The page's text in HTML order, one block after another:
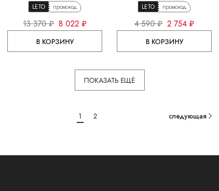
LETO промокод
13 370 ₽ 8 022 ₽
В КОРЗИНУ
LETO промокод
4 590 ₽ 2 754 ₽
В КОРЗИНУ
ПОКАЗАТЬ ЕЩЁ
1 2 следующая